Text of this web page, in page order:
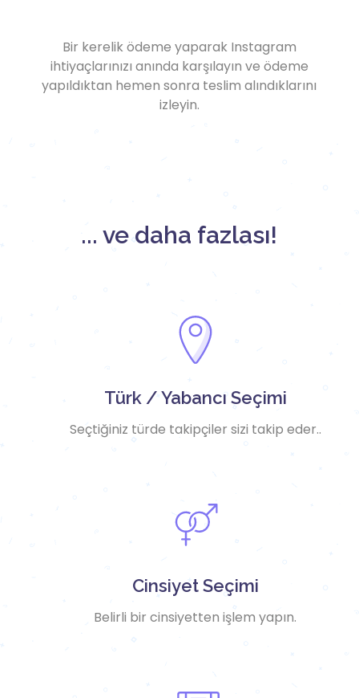
Bir kerelik ödeme yaparak Instagram
ihtiyaçlarınızı anında karşılayın ve ödeme
yapıldıktan hemen sonra teslim alındıklarını
izleyin.
... ve daha fazlası!
Türk / Yabancı Seçimi
Seçtiğiniz türde takipçiler sizi takip eder..
Cinsiyet Seçimi
Belirli bir cinsiyetten işlem yapın.